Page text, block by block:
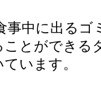
事中に出るゴ
ことができる
います。